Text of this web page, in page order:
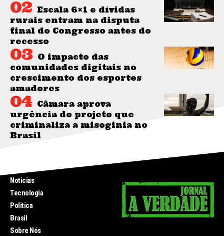
Escala 6×1 e dívidas
rurais entram na disputa
final do Congresso antes do
recesso
O impacto das
comunidades digitais no
crescimento dos esportes
amadores
Câmara aprova
urgência do projeto que
criminaliza a misoginia no
Brasil
Noticias
Tecnologia
Politica
Brasil
Sobre Nós